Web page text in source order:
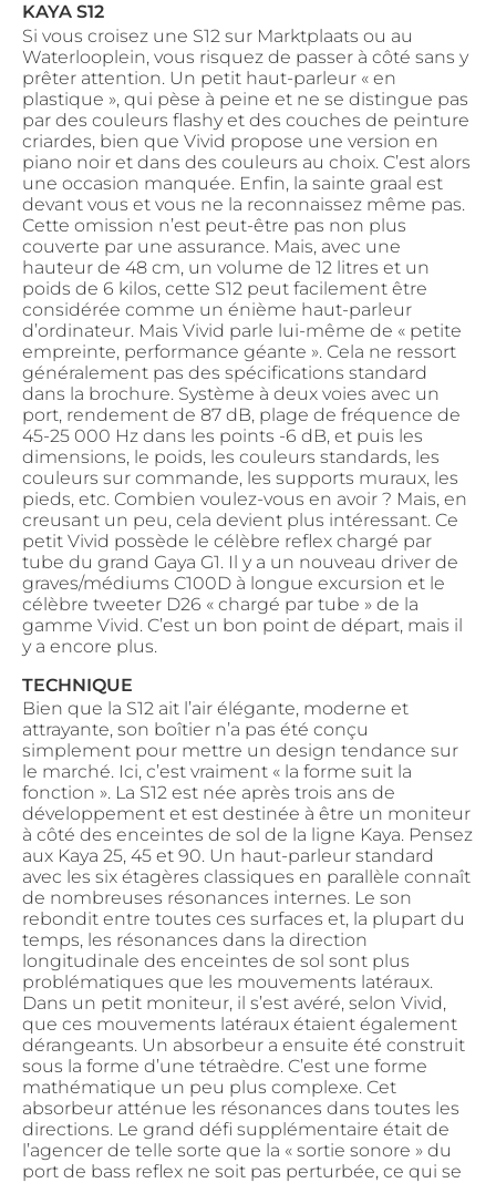
KAYA S12
Si vous croisez une S12 sur Marktplaats ou au
Waterlooplein, vous risquez de passer à côté sans y
prêter attention. Un petit haut-parleur « en
plastique », qui pèse à peine et ne se distingue pas
par des couleurs flashy et des couches de peinture
criardes, bien que Vivid propose une version en
piano noir et dans des couleurs au choix. C’est alors
une occasion manquée. Enfin, la sainte graal est
devant vous et vous ne la reconnaissez même pas.
Cette omission n’est peut-être pas non plus
couverte par une assurance. Mais, avec une
hauteur de 48 cm, un volume de 12 litres et un
poids de 6 kilos, cette S12 peut facilement être
considérée comme un énième haut-parleur
d’ordinateur. Mais Vivid parle lui-même de « petite
empreinte, performance géante ». Cela ne ressort
généralement pas des spécifications standard
dans la brochure. Système à deux voies avec un
port, rendement de 87 dB, plage de fréquence de
45-25 000 Hz dans les points -6 dB, et puis les
dimensions, le poids, les couleurs standards, les
couleurs sur commande, les supports muraux, les
pieds, etc. Combien voulez-vous en avoir ? Mais, en
creusant un peu, cela devient plus intéressant. Ce
petit Vivid possède le célèbre reflex chargé par
tube du grand Gaya G1. Il y a un nouveau driver de
graves/médiums C100D à longue excursion et le
célèbre tweeter D26 « chargé par tube » de la
gamme Vivid. C’est un bon point de départ, mais il
y a encore plus.
TECHNIQUE
Bien que la S12 ait l’air élégante, moderne et
attrayante, son boîtier n’a pas été conçu
simplement pour mettre un design tendance sur
le marché. Ici, c’est vraiment « la forme suit la
fonction ». La S12 est née après trois ans de
développement et est destinée à être un moniteur
à côté des enceintes de sol de la ligne Kaya. Pensez
aux Kaya 25, 45 et 90. Un haut-parleur standard
avec les six étagères classiques en parallèle connaît
de nombreuses résonances internes. Le son
rebondit entre toutes ces surfaces et, la plupart du
temps, les résonances dans la direction
longitudinale des enceintes de sol sont plus
problématiques que les mouvements latéraux.
Dans un petit moniteur, il s’est avéré, selon Vivid,
que ces mouvements latéraux étaient également
dérangeants. Un absorbeur a ensuite été construit
sous la forme d’une tétraèdre. C’est une forme
mathématique un peu plus complexe. Cet
absorbeur atténue les résonances dans toutes les
directions. Le grand défi supplémentaire était de
l’agencer de telle sorte que la « sortie sonore » du
port de bass reflex ne soit pas perturbée, ce qui se